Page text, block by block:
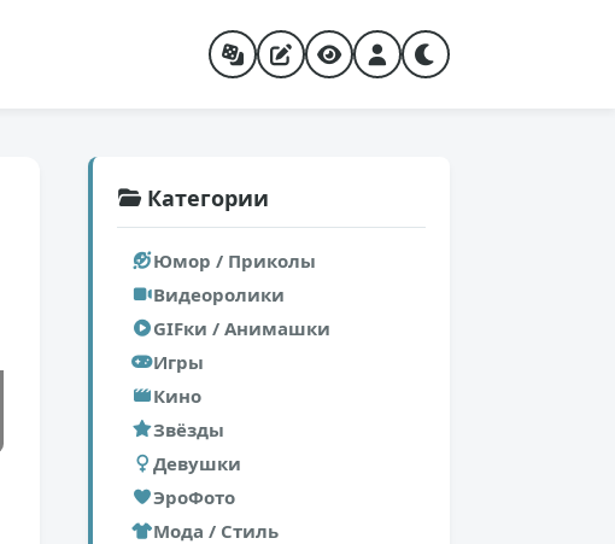
Категории
Юмор / Приколы
Видеоролики
GIFки / Анимашки
Игры
Кино
Звёзды
Девушки
ЭроФото
Мода / Стиль